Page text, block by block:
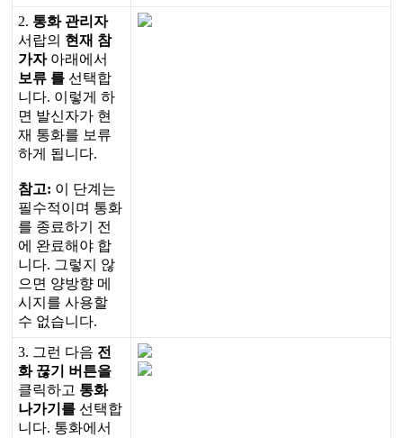
2. 통화 관리자
서 랍의 현재 참
가자 아래 에서
보류 를 선 택합
니 다. 이 렇게 하
면 발신자가 현
재 통화를 보 류
하게 됩니 다.
참고: 이 단계 는
필수적이 며 통화
를 종료하기
전
에 완료해 야 합
니 다. 그렇지
않
으 면 양방향 메
시 지 를 사용할
수 없습니 다.
3. 그 런 다음 전
화 끊기 버 튼을
클릭하고 통화
나가기 를 선 택합
니 다. 통화에서